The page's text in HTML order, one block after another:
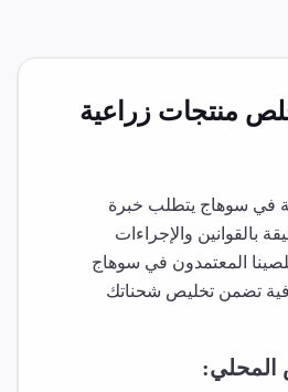
منتجات زراعية
في سوهاج يتطلب خبرة
والإجراءات
المعتمدون في سوهاج
تضمن تخليص شحناتك
المحلي: